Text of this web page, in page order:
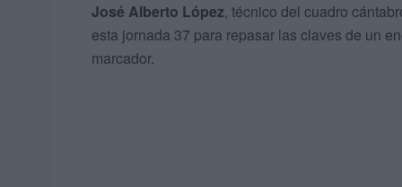
José Alberto López, técnico del cuadro
esta jornada 37 para repasar las claves de un
marcador.